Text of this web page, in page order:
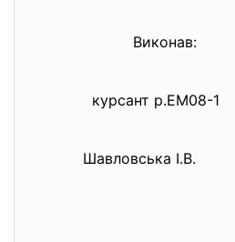
Виконав:
курсант р.ЕМ08-1
Шавловська І.В.